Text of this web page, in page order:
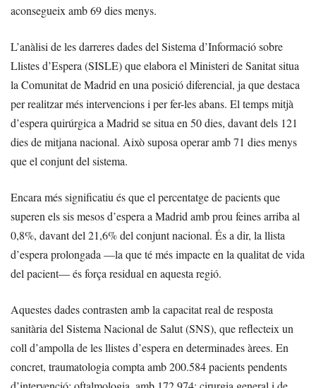
aconsegueix amb 69 dies menys.
L’anàlisi de les darreres dades del Sistema d’Informació sobre
Llistes d’Espera (SISLE) que elabora el Ministeri de Sanitat situa
la Comunitat de Madrid en una posició diferencial, ja que destaca
per realitzar més intervencions i per fer-les abans. El temps mitjà
d’espera quirúrgica a Madrid se situa en 50 dies, davant dels 121
dies de mitjana nacional. Això suposa operar amb 71 dies menys
que el conjunt del sistema.
Encara més significatiu és que el percentatge de pacients que
superen els sis mesos d’espera a Madrid amb prou feines arriba al
0,8%, davant del 21,6% del conjunt nacional. És a dir, la llista
d’espera prolongada —la que té més impacte en la qualitat de vida
del pacient— és força residual en aquesta regió.
Aquestes dades contrasten amb la capacitat real de resposta
sanitària del Sistema Nacional de Salut (SNS), que reflecteix un
coll d’ampolla de les llistes d’espera en determinades àrees. En
concret, traumatologia compta amb 200.584 pacients pendents